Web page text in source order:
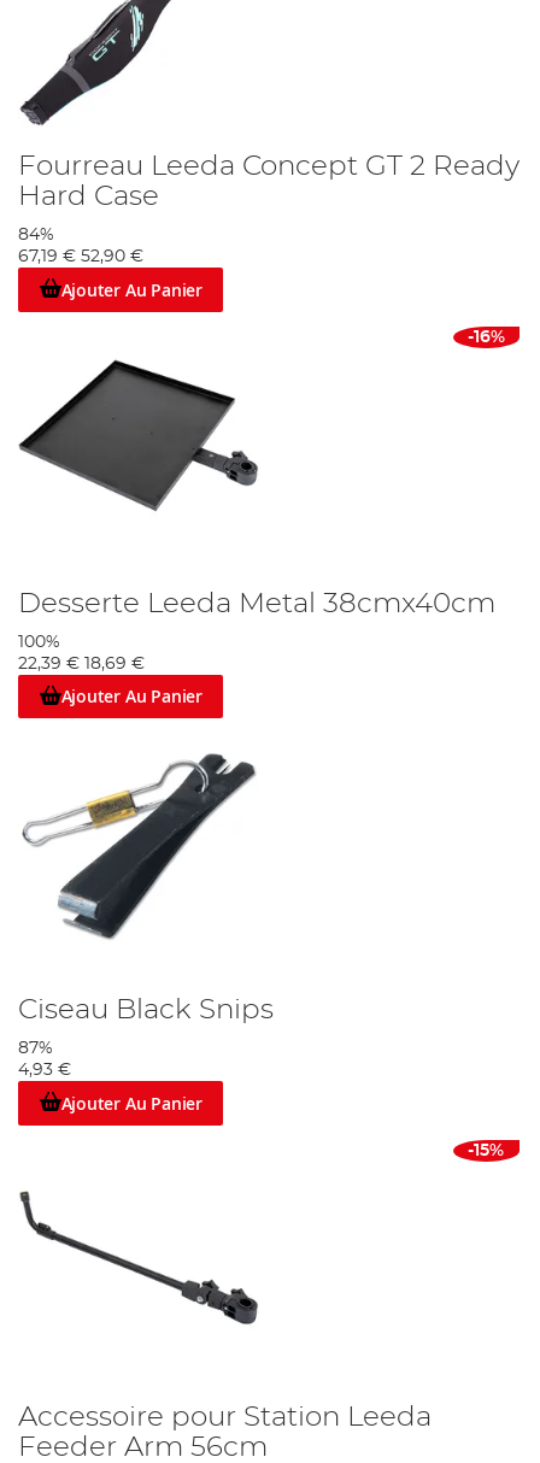
Fourreau Leeda Concept GT 2 Ready
Hard Case
84%
67,19 € 52,90 €
Ajouter Au Panier
-16%
Desserte Leeda Metal 38cmx40cm
100%
22,39 € 18,69 €
Ajouter Au Panier
Ciseau Black Snips
87%
4,93 €
Ajouter Au Panier
-15%
Accessoire pour Station Leeda
Feeder Arm 56cm